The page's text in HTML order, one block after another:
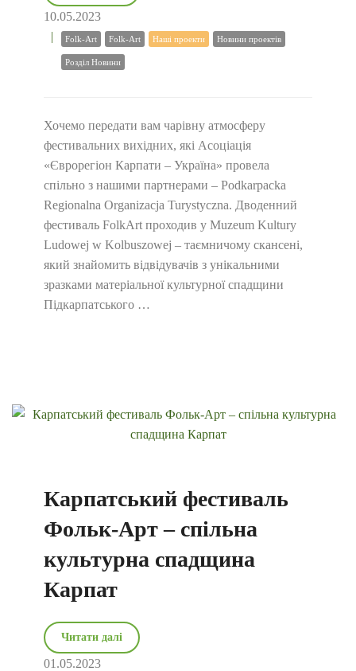
10.05.2023
Folk-Art Folk-Art Наші проекти Новини проектів
Розділ Новини
Хочемо передати вам чарівну атмосферу
фестивальних вихідних, які Асоціація
«Єврорегіон Карпати – Україна» провела
спільно з нашими партнерами – Podkarpacka
Regionalna Organizacja Turystyczna. Дводенний
фестиваль FolkArt проходив у Muzeum Kultury
Ludowej w Kolbuszowej – таємничому скансені,
який знайомить відвідувачів з унікальними
зразками матеріальної культурної спадщини
Підкарпатського …
Карпатський фестиваль
Фольк-Арт – спільна
культурна спадщина
Карпат
Читати далі
01.05.2023